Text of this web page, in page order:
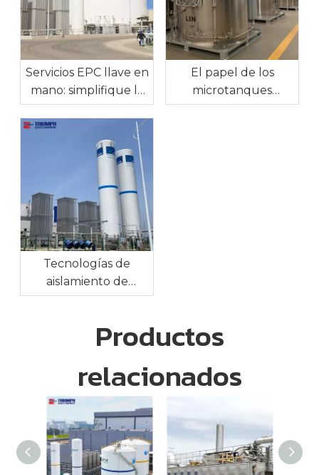
Servicios EPC llave en
mano: simplifique la
ejecución de su
proyecto de gas
industrial
El papel de los
microtanques
criogénicos a granel
Tecnologías de
aislamiento de
tanques criogénicos:
temperaturas
almacenamiento a
largo plazo
Productos
relacionados